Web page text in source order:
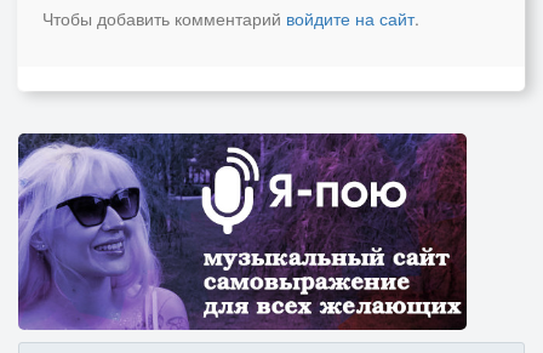
Чтобы добавить комментарий войдите на сайт.